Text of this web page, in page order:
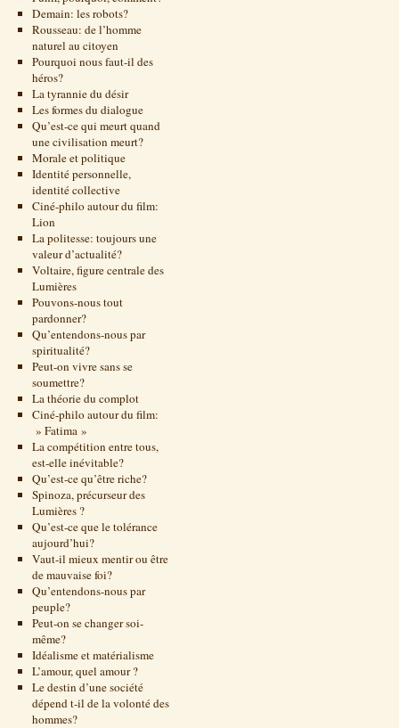
Demain: les robots?
Rousseau: de l’homme
naturel au citoyen
Pourquoi nous faut-il des
héros?
La tyrannie du désir
Les formes du dialogue
Qu’est-ce qui meurt quand
une civilisation meurt?
Morale et politique
Identité personnelle,
identité collective
Ciné-philo autour du film:
Lion
La politesse: toujours une
valeur d’actualité?
Voltaire, figure centrale des
Lumières
Pouvons-nous tout
pardonner?
Qu’entendons-nous par
spiritualité?
Peut-on vivre sans se
soumettre?
La théorie du complot
Ciné-philo autour du film:
» Fatima »
La compétition entre tous,
est-elle inévitable?
Qu’est-ce qu’être riche?
Spinoza, précurseur des
Lumières ?
Qu’est-ce que le tolérance
aujourd’hui?
Vaut-il mieux mentir ou être
de mauvaise foi?
Qu’entendons-nous par
peuple?
Peut-on se changer soi-
même?
Idéalisme et matérialisme
L’amour, quel amour ?
Le destin d’une société
dépend t-il de la volonté des
hommes?